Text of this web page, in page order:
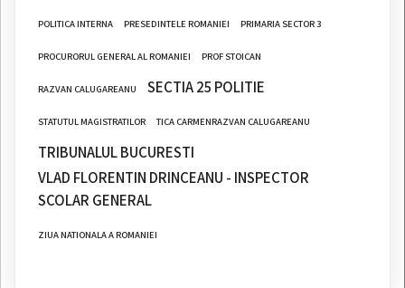
POLITICA INTERNA PRESEDINTELE ROMANIEI PRIMARIA SECTOR 3
PROCURORUL GENERAL AL ROMANIEI PROF STOICAN
RAZVAN CALUGAREANU SECTIA 25 POLITIE
STATUTUL MAGISTRATILOR TICA CARMENRAZVAN CALUGAREANU
TRIBUNALUL BUCURESTI
VLAD FLORENTIN DRINCEANU - INSPECTOR
SCOLAR GENERAL
ZIUA NATIONALA A ROMANIEI